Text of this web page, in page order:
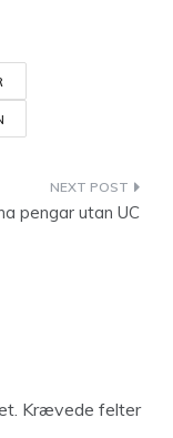
pengar utan UC
Krævede felter